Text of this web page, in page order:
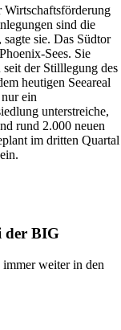
Wirtschaftsförderung
sind die
sie. Das Südtor
Sees. Sie
der Stilllegung des
heutigen Seeareal
ein
unterstreiche,
rund 2.000 neuen
im dritten Quartal
der BIG
weiter in den